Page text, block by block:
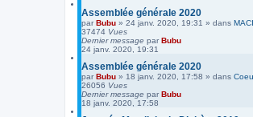
Assemblée générale 2020
par Bubu » 24 janv. 2020, 19:31 » dans
37474 Vues
Dernier message par Bubu
24 janv. 2020, 19:31
Assemblée générale 2020
par Bubu » 18 janv. 2020, 17:58 » dans
26056 Vues
Dernier message par Bubu
18 janv. 2020, 17:58